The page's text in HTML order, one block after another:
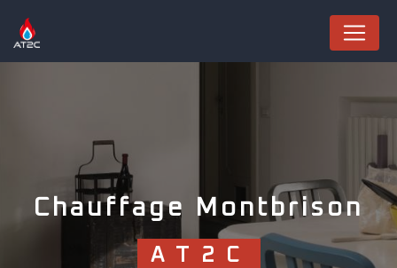
Chauffage Montbrison
AT2C